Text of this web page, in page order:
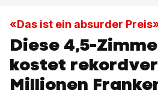
«Das ist ein absurder
Diese 4,5-
kostet
Millionen